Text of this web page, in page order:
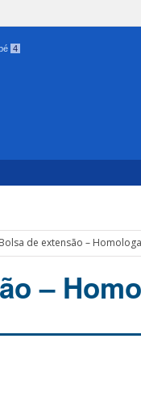
4
Bolsa de extensão –
–